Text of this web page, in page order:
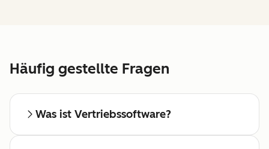
Häufig gestellte Fragen
Was ist Vertriebssoftware?